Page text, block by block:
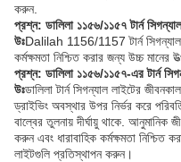
করুন.
প্রশ্ন: ডালিলা ১১৫৬/১১৫৭ টার্ন
উঃDalilah 1156/1157 টার্ন সিগন্যাল
কর্মক্ষমতা নিশ্চিত করার জন্য উচ্চ মানের
প্রশ্ন: ডালিলা ১১৫৬/১১৫৭-এর টার্ন
উঃডালিলা টার্ন সিগন্যাল লাইটের
ড্রাইভিং অবস্থার উপর নির্ভর করে
বাল্বের তুলনায় দীর্ঘায়ু থাকে. আনুমানিক
করুন এবং ধারাবাহিক কর্মক্ষমতা নিশ্চিত
লাইটগুলি প্রতিস্থাপন করুন।